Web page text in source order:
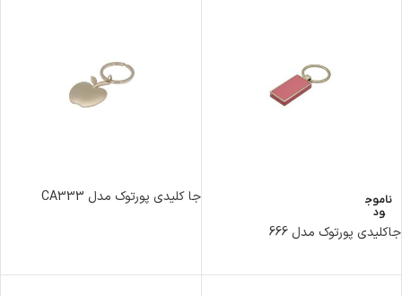
ناموج
ود
جاکلیدی پورتوک مدل 666
جا کلیدی پورتوک مدل CA333